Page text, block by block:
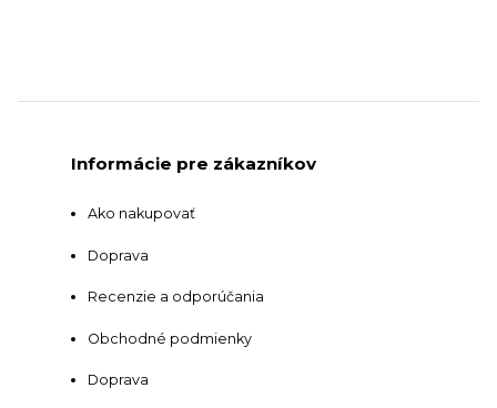
Informácie pre zákazníkov
Ako nakupovať
Doprava
Recenzie a odporúčania
Obchodné podmienky
Doprava